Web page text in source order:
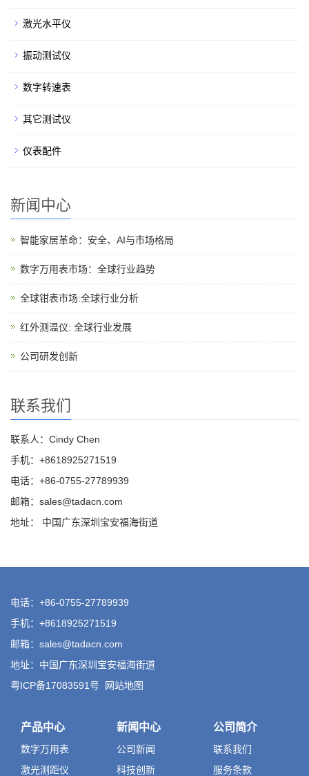
激光水平仪
振动测试仪
数字转速表
其它测试仪
仪表配件
新闻中心
智能家居革命：安全、AI与市场格局
数字万用表市场：全球行业趋势
全球钳表市场:全球行业分析
红外测温仪: 全球行业发展
公司研发创新
联系我们
联系人：Cindy Chen
手机：+8618925271519
电话：+86-0755-27789939
邮箱：sales@tadacn.com
地址： 中国广东深圳宝安福海街道
电话：+86-0755-27789939
手机：+8618925271519
邮箱：sales@tadacn.com
地址：中国广东深圳宝安福海街道
粤ICP备17083591号
网站地图
产品中心
数字万用表
激光测距仪
新闻中心
公司新闻
科技创新
公司简介
联系我们
服务条款